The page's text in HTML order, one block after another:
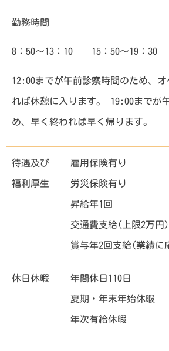
勤務時間
8：50～13：10 15：50～19：30
12:00までが午前診察時間のため、
れば休憩に入ります。 19:00までが
め、早く終われば早く帰ります。
待遇及び
福利厚生
雇用保険有り
労災保険有り
昇給年1回
交通費支給(上限2万円)
賞与年2回支給(業績に
休日休暇 年間休日110日
夏期・年末年始休暇
年次有給休暇